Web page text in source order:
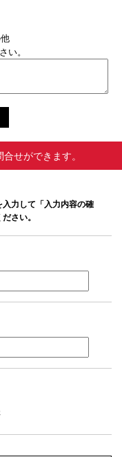
い。
せができます。
力して「入力内容の確
さい。